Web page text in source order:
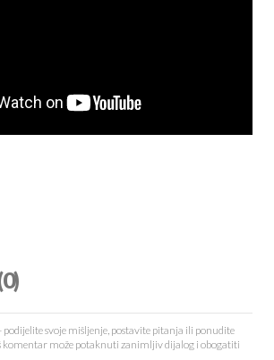
podijelite svoje mišljenje, postavite pitanja ili ponudite
komentar može potaknuti zanimljiv dijalog i obogatiti